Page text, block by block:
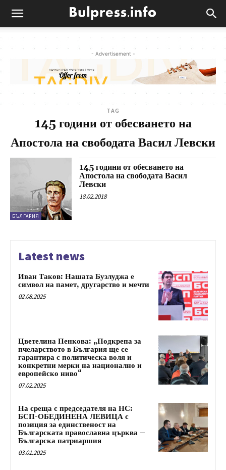
- Advertisement -
TAG
145 години от обесването на
Апостола на свободата Васил Левски
БЪЛГАРИЯ
145 години от обесването на
Апостола на свободата Васил
Левски
18.02.2018
Latest news
Иван Таков: Нашата Бузлуджа е
символ на памет, другарство и мечти
02.08.2025
Цветелина Пенкова: „Подкрепа за
пчеларството в България ще се
гарантира с политическа воля и
конкретни мерки на национално и
европейско ниво“
07.02.2025
На среща с председателя на НС:
БСП-ОБЕДИНЕНА ЛЕВИЦА с
позиция за единственост на
Българската православна църква –
Българска патриаршия
03.01.2025